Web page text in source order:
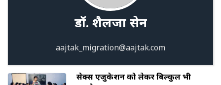
डॉ. शैलजा सेन
aajtak_migration@aajtak.com
सेक्स एजुकेशन को लेकर बिल्कुल भी